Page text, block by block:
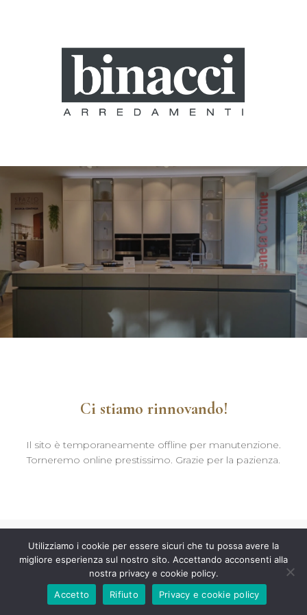
Ci stiamo rinnovando!
Il sito è temporaneamente offline per manutenzione.
Torneremo online prestissimo. Grazie per la pazienza.
Utilizziamo i cookie per essere sicuri che tu possa avere la
migliore esperienza sul nostro sito. Accettando acconsenti alla
nostra privacy e cookie policy.
Accetto
Rifiuto Privacy e cookie policy